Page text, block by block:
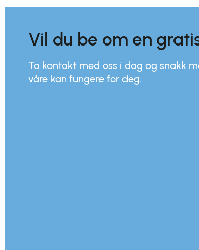
Vil du be om en
Ta kontakt med oss i dag og snakk
våre kan fungere for deg.